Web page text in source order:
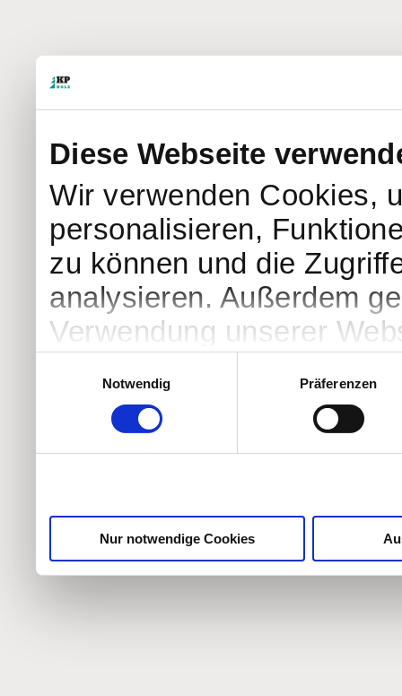
Diese Webseite
Wir verwenden Cookies,
personalisieren,
zu können und die
analysieren. Außerdem
Verwendung unserer
Partner führen diese
weiteren Daten
Notwendig
Präferenzen
Nur notwendige Cookies